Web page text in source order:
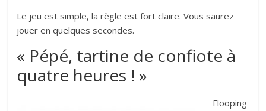
Le jeu est simple, la règle est fort claire. Vous saurez
jouer en quelques secondes.
« Pépé, tartine de confiote à
quatre heures ! »
Flooping